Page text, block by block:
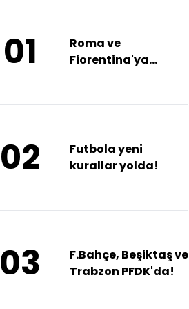
01
Roma ve
Fiorentina'ya
02
Futbola yeni
kurallar yolda!
03
F.Bahçe, Beşiktaş ve
Trabzon PFDK'da!